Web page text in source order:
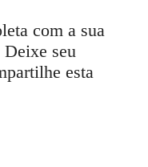
com a sua
seu
esta